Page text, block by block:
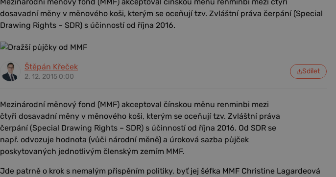
dosavadní měny v měnového koši, kterým se oceňují tzv. Zvláštní práva čerpání (Special
Drawing Rights – SDR) s účinností od října 2016.
Štěpán Křeček
2. 12. 2015 0:00
Sdílet
Mezinárodní měnový fond (MMF) akceptoval čínskou měnu renminbi mezi
čtyři dosavadní měny v měnového koši, kterým se oceňují tzv. Zvláštní práva
čerpání (Special Drawing Rights – SDR) s účinností od října 2016. Od SDR se
např. odvozuje hodnota (vůči národní měně) a úroková sazba půjček
poskytovaných jednotlivým členským zemím MMF.
Jde patrně o krok s nemalým přispěním politiky, byť jej šéfka MMF Christine Lagardeová